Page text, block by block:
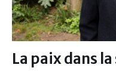
La paix dans